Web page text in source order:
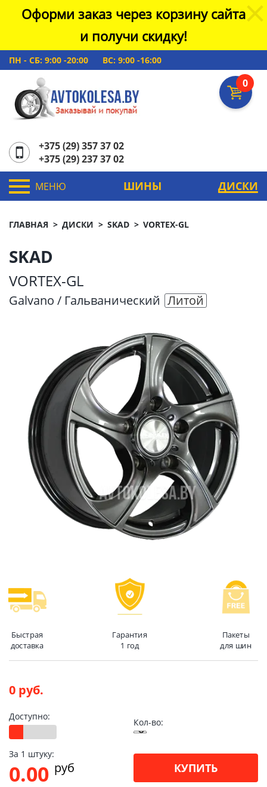
Оформи заказ через корзину сайта
и получи скидку!
ПН - СБ: 9:00 -20:00 ВС: 9:00 -16:00
0
+375 (29) 357 37 02
+375 (29) 237 37 02
МЕНЮ ШИНЫ ДИСКИ
ГЛАВНАЯ ДИСКИ SKAD VORTEX-GL
SKAD
VORTEX-GL
Galvano / Гальванический Литой
Быстрая
доставка
Гарантия
1 год
Пакеты
для шин
0 руб.
Доступно:
Кол-во:
За 1 штуку:
0.00 pуб КУПИТЬ